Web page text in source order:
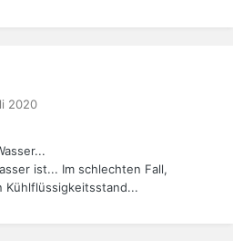
2020
ist... Im schlechten Fall,
Kühlflüssigkeitsstand...